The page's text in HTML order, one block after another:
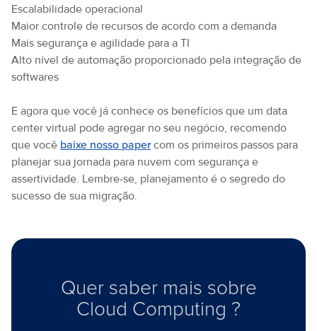
Escalabilidade operacional
Maior controle de recursos de acordo com a demanda
Mais segurança e agilidade para a TI
Alto nível de automação proporcionado pela integração de
softwares
E agora que você já conhece os benefícios que um data
center virtual pode agregar no seu negócio, recomendo
que você baixe nosso papercom os primeiros passos para
planejar sua jornada para nuvem com segurança e
assertividade. Lembre-se, planejamento é o segredo do
sucesso de sua migração.
Quer saber mais sobre
Cloud Computing ?